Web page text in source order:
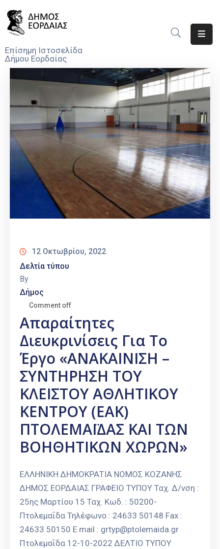
Επίσημη Ιστοσελίδα
Δήμου Εορδαίας
Ο
Δήμος
Υπηρεσίες
Του
Δήμου
Προσκλήσεις
Αποφάσεις
12 Οκτωβρίου, 2022
Δελτία τύπου
By
Δήμος
Comment off
Απαραίτητες
Διευκρινίσεις Για Το
Έργο «ΑΝΑΚΑΙΝΙΣΗ –
ΣΥΝΤΗΡΗΣΗ ΤΟΥ
ΚΛΕΙΣΤΟΥ ΑΘΛΗΤΙΚΟΥ
ΚΕΝΤΡΟΥ (ΕΑΚ)
ΠΤΟΛΕΜΑΪΔΑΣ ΚΑΙ ΤΩΝ
ΒΟΗΘΗΤΙΚΩΝ ΧΩΡΩΝ»
ΕΛΛΗΝΙΚΗ ΔΗΜΟΚΡΑΤΙΑ ΝΟΜΟΣ ΚΟΖΑΝΗΣ
ΔΗΜΟΣ ΕΟΡΔΑΙΑΣ ΓΡΑΦΕΙΟ ΤΥΠΟΥ Ταχ. Δ/νση :
25ης Μαρτίου 15 Ταχ. Κωδ. : 50200-
Πτολεμαΐδα Τηλέφωνο : 24633 50148 Fax :
24633 50150 E mail : grtyp@ptolemaida.gr
Πτολεμαΐδα 12-10-2022 ΔΕΛΤΙΟ ΤΥΠΟΥ